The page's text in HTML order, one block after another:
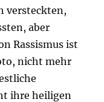
versteckten,
aber
Rassismus ist
nicht mehr
ihre heiligen